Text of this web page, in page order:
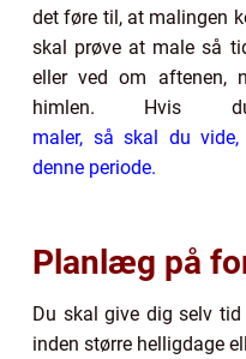
det føre til, at malingen
skal prøve at male så
eller ved om aftenen,
himlen. Hvis
maler, så skal du
denne periode.
Planlæg på
Du skal give dig selv
inden større helligdage